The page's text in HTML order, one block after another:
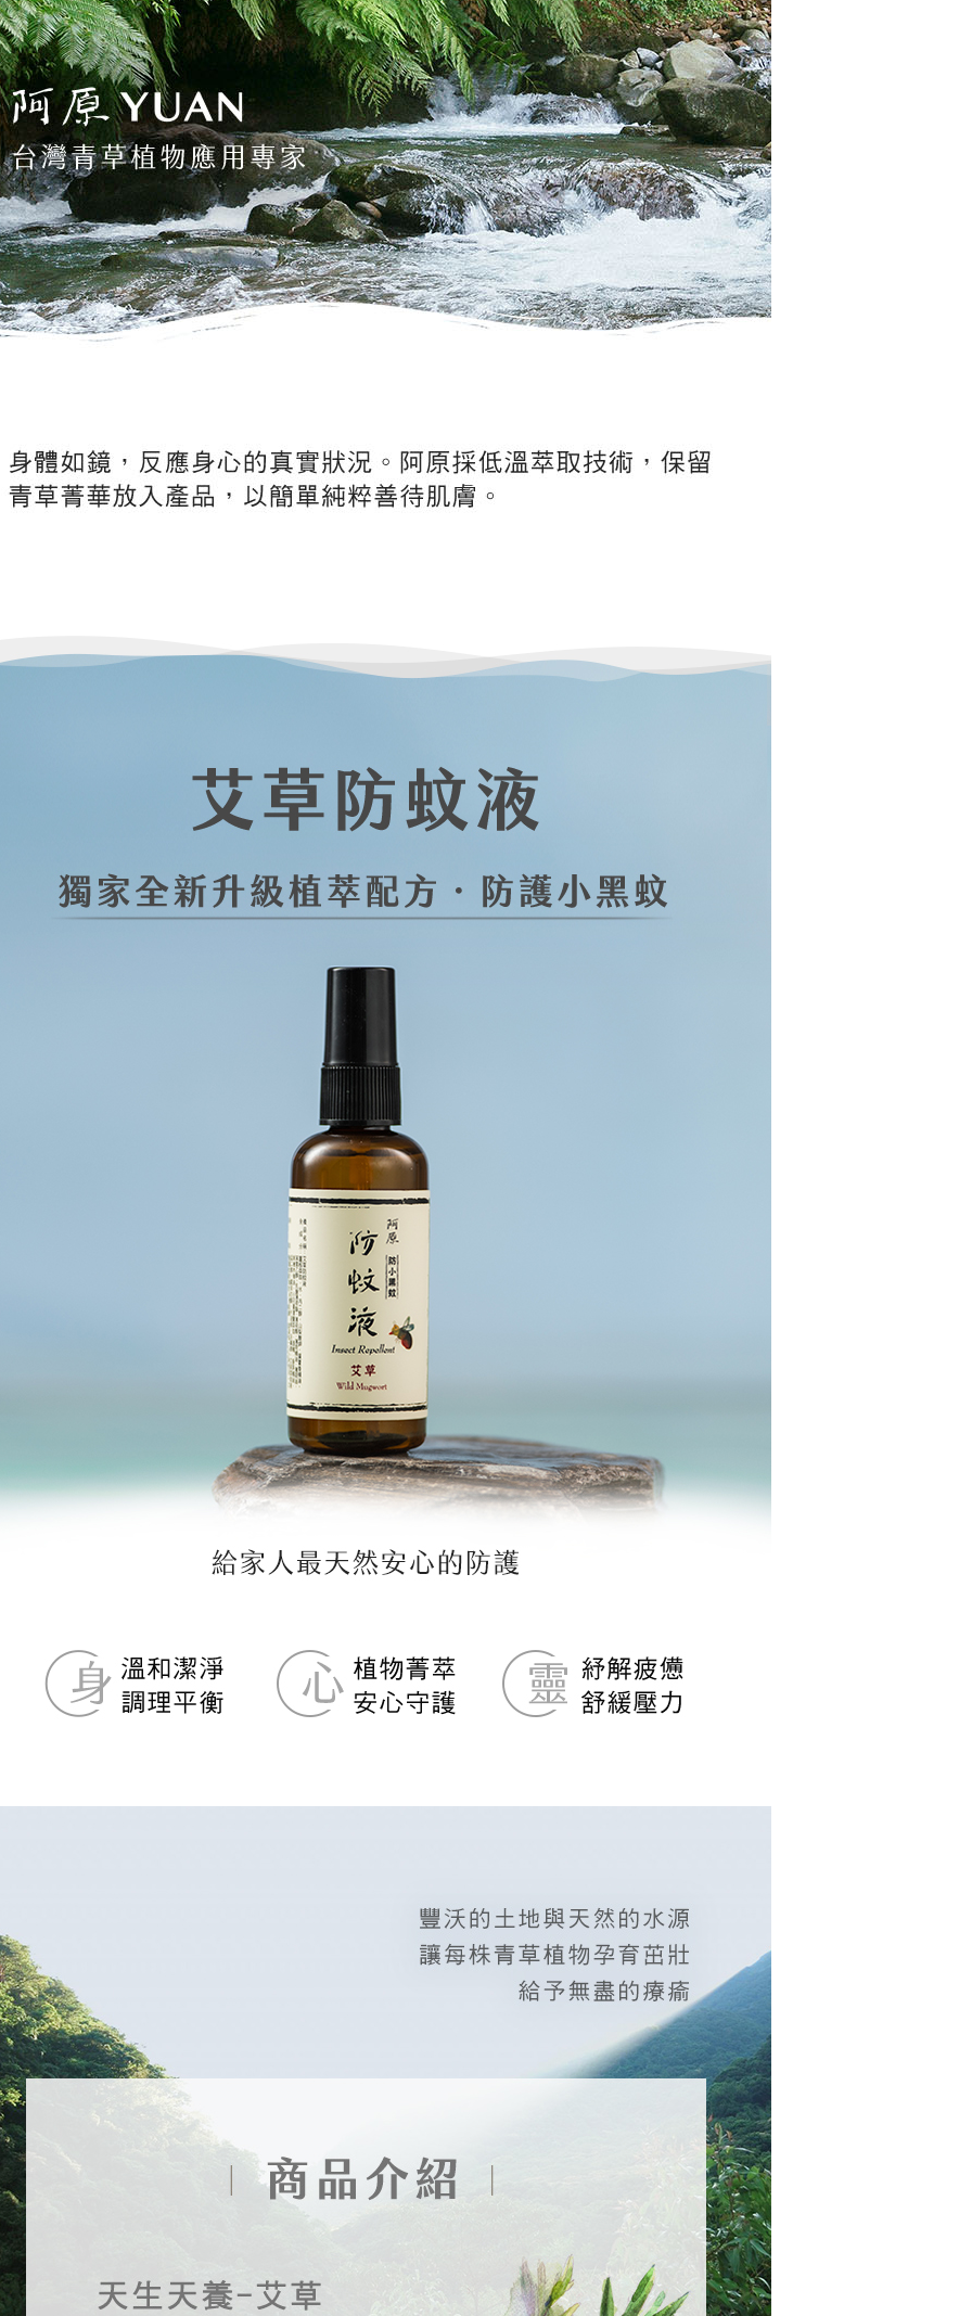
【注意事項】
１．透過由恩沛科技股份有限公司提供之「AFTEE先享後付」服務完成之
交易，需依本服務之必要範圍內提供個人資料，並將交易相關給付款項請
求債權轉讓予恩沛科技股份有限公司。
２．關於個人資料處理事宜，請瀏覽以下網址：
https://aftee.tw/terms/#terms3
３．未成年的使用者請事先徵得法定代理人或監護人之同意方可使用
「AFTEE先享後付」，若未經同意申辦者引起之損失，本公司不負相關責
任。
４．使用「AFTEE先享後付」時，將依據個別帳號之用戶狀況，依本公司
即時審查核予不同之上限額度；若仍有額度不足之情形，本公司將視審查
結果請求用戶進行身份認證。
５．嚴禁一人註冊多個帳號或使用他人資訊註冊。若發現惡意使用之情
形，恩沛科技股份有限公司將有權停止該用戶之使用額度並採取法律行
動。
離島宅配
每筆NT$280，滿NT$3,000(含以上)免運費